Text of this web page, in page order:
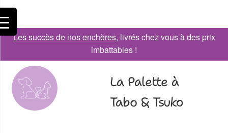
Les succès de nos enchères, livrés chez vous à des prix
imbattables !
La Palette à
Tabo & Tsuko